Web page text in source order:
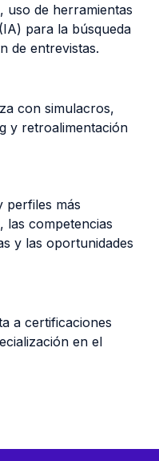
uso de herramientas
para la búsqueda
de entrevistas.
con simulacros,
y retroalimentación
perfiles más
las competencias
y las oportunidades
a certificaciones
en el